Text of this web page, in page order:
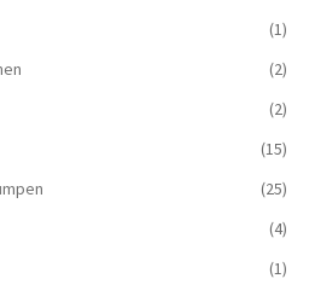
(1)
(2)
(2)
(15)
(25)
(4)
(1)